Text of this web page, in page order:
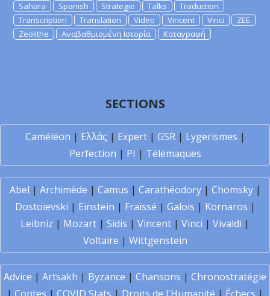
Sahara
Spanish Strategie Talks
Traduction
Transcription
Translation Video Vincent Vinci
ZEE
Zeolithe
Αναβαθμισμένη Ιστορία Καταγραφή
SECTIONS
Caméléon | Ελλάς | Expert| GSR| Lygerismes |
Perfection | PI | Télémaques
Abel | Archimède | Camus | Carathéodory| Chomsky|
Dostoïevski | Einstein | Fraïssé | Galois | Kornaros |
Leibniz | Mozart | Sidis | Vincent | Vinci | Vivaldi |
Voltaire | Wittgenstein
Advice | Artsakh | Byzance | Chansons | Chronostratégie